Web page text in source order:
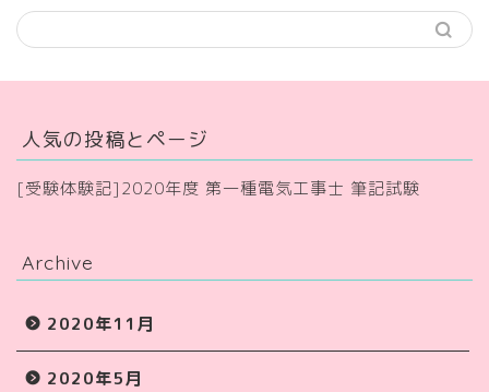
人気の投稿とページ
[受験体験記]2020年度 第一種電気工事士 筆記試験
Archive
2020年11月
2020年5月